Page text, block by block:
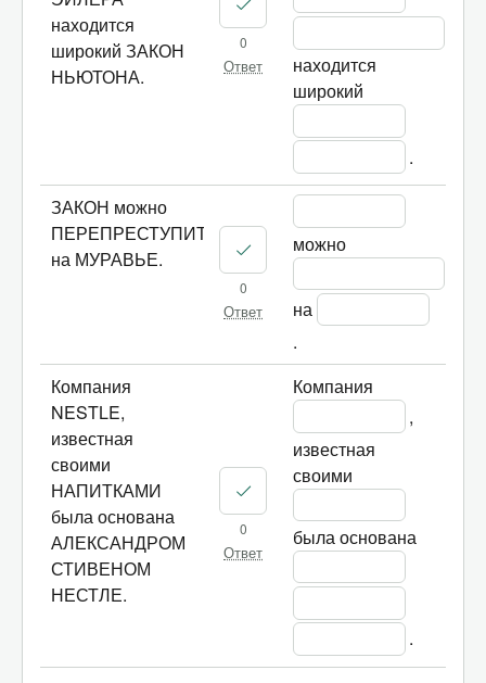
находится
широкий ЗАКОН
НЬЮТОНА.
0
Ответ
находится
широкий
.
ЗАКОН можно
ПЕРЕПРЕСТУПИТЬ
на МУРАВЬЕ.
0
Ответ
можно
на
.
Компания
NESTLE,
известная
своими
НАПИТКАМИ
была основана
АЛЕКСАНДРОМ
СТИВЕНОМ
НЕСТЛЕ.
0
Ответ
Компания
,
известная
своими
была основана
.